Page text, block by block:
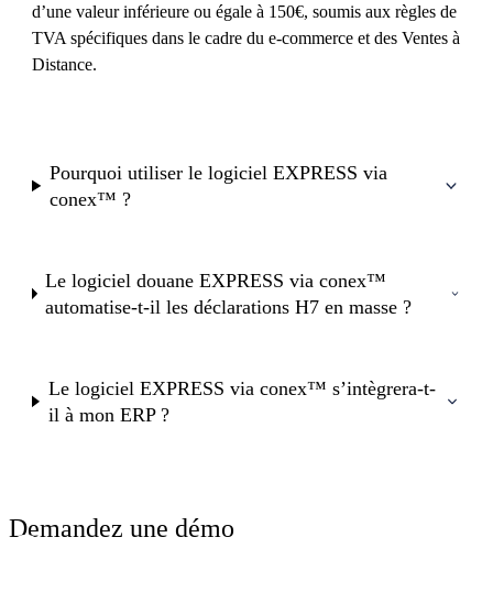
d’une valeur inférieure ou égale à 150€, soumis aux règles de
TVA spécifiques dans le cadre du e-commerce et des Ventes à
Distance.
Pourquoi utiliser le logiciel EXPRESS via
conex™ ?
Le logiciel douane EXPRESS via conex™
automatise-t-il les déclarations H7 en masse ?
Le logiciel EXPRESS via conex™ s’intègrera-t-
il à mon ERP ?
Demandez une démo